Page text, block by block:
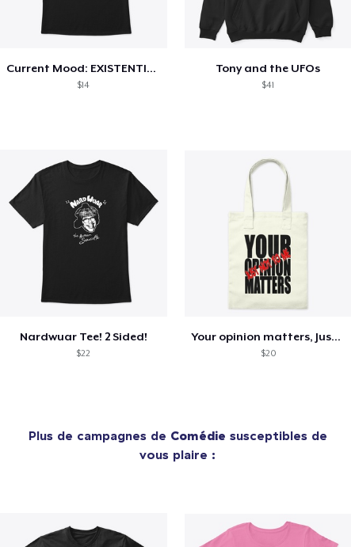
Current Mood: EXISTENTIAL CRISIS
$14
Tony and the UFOs
$41
Nardwuar Tee! 2 Sided!
$22
Your opinion matters, Just not to me!
$20
Plus de campagnes de Comédie susceptibles de
vous plaire :